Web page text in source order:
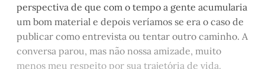
perspectiva de que com o tempo a gente acumularia
um bom material e depois veríamos se era o caso de
publicar como entrevista ou tentar outro caminho. A
conversa parou, mas não nossa amizade, muito
menos meu respeito por sua trajetória de vida.